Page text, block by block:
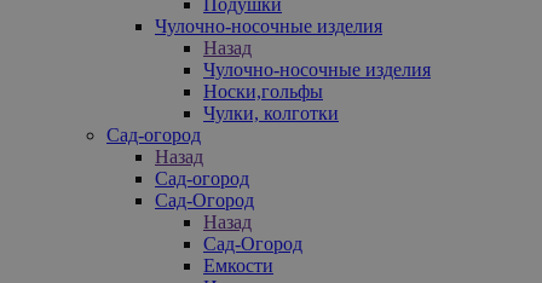
Чулочно-носочные изделия
Назад
Чулочно-носочные изделия
Носки,гольфы
Чулки, колготки
Сад-огород
Назад
Сад-огород
Сад-Огород
Назад
Сад-Огород
Емкости